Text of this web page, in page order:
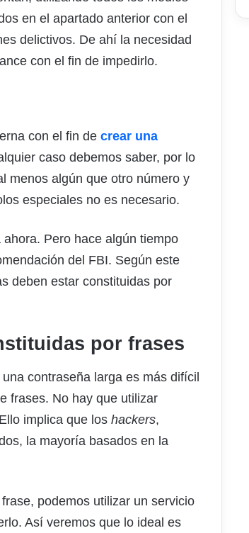
en el apartado anterior con el
delictivos. De ahí la necesidad
con el fin de impedirlo.
con el fin de crear una
caso debemos saber, por lo
menos algún que otro número y
especiales no es necesario.
Pero hace algún tiempo
del FBI. Según este
deben estar constituidas por
por frases
contraseña larga es más difícil
frases. No hay que utilizar
implica que los hackers,
la mayoría basados en la
podemos utilizar un servicio
Así veremos que lo ideal es